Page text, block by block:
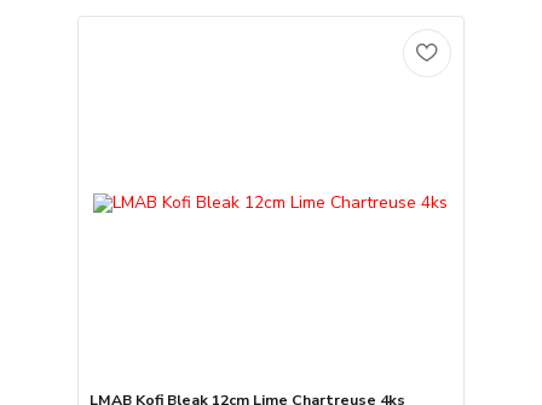
LMAB Kofi Bleak 12cm Lime Chartreuse 4ks